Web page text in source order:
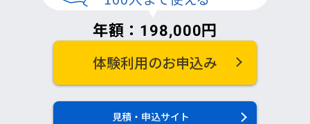
年額： 198,000円
体験利用のお申込み
見積・申込サイト